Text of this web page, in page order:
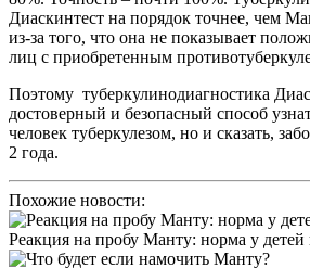
Диаскинтест на порядок точнее, чем
из-за того, что она не показывает
лиц с приобретенным
Поэтому туберкулинодиагностика
достоверный и безопасный способ
человек туберкулезом, но и сказать,
2 года.
Похожие новости:
Реакция на пробу Манту: норма у детей